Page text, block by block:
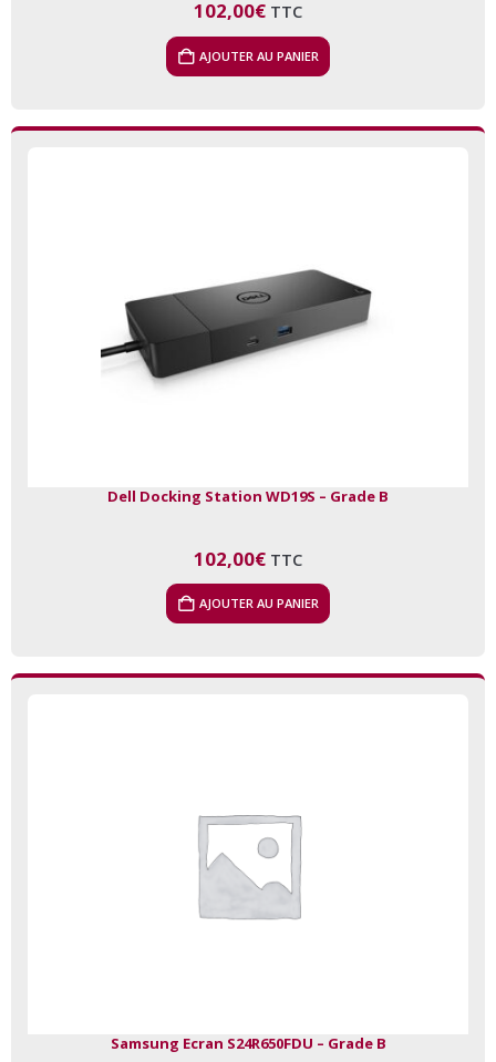
102,00€ TTC
AJOUTER AU PANIER
Dell Docking Station WD19S – Grade B
102,00€ TTC
AJOUTER AU PANIER
Samsung Ecran S24R650FDU – Grade B